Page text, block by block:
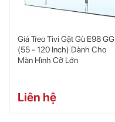
trợ
đa
Chất liệu
Giá Treo Tivi Gật Gù E98 GG
(55 - 120 Inch) Dành Cho
Màn Hình Cỡ Lớn
Liên hệ